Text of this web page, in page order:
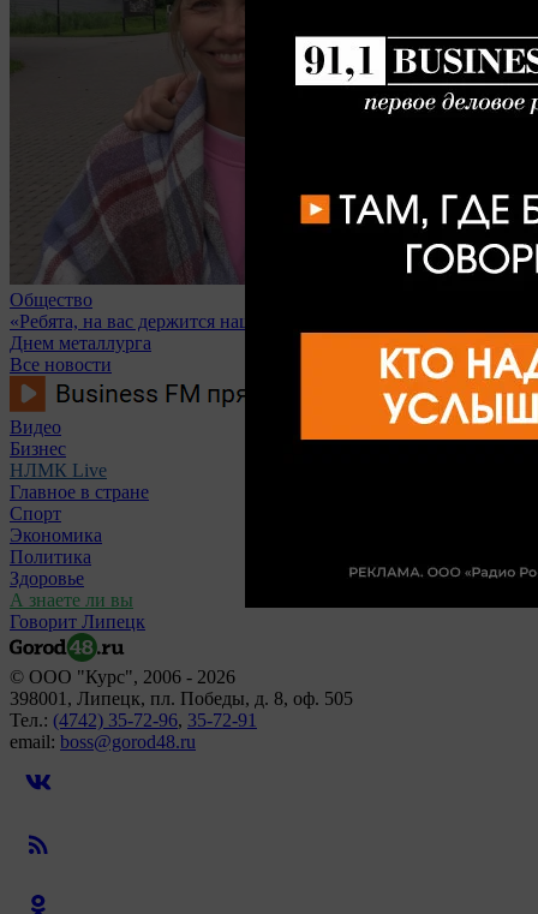
Общество
«Ребята, на вас держится наш город!»: липчане поздравляют с
Днем металлурга
Все новости
Видео
Бизнес
НЛМК Live
Главное в стране
Спорт
Экономика
Политика
Здоровье
А знаете ли вы
Говорит Липецк
© ООО "Курс", 2006 - 2026
398001, Липецк, пл. Победы, д. 8, оф. 505
Тел.: (4742) 35-72-96, 35-72-91
email: boss@gorod48.ru